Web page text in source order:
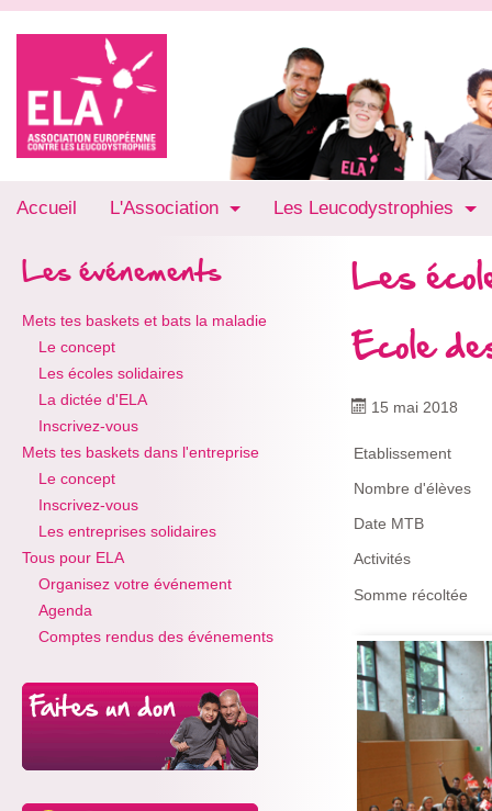
Accueil L'Association Les Leucodystrophies
Les événements
Mets tes baskets et bats la maladie
Le concept
Les écoles solidaires
La dictée d'ELA
Inscrivez-vous
Mets tes baskets dans l'entreprise
Le concept
Inscrivez-vous
Les entreprises solidaires
Tous pour ELA
Organisez votre événement
Agenda
Comptes rendus des événements
Les
Ecole
15 mai 2018
Etablissement
Nombre d'élèves
Date MTB
Activités
Somme récoltée